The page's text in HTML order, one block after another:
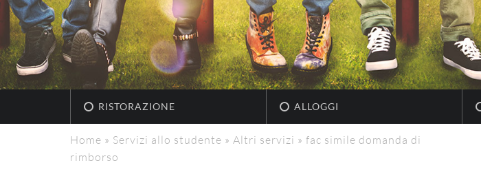
RISTORAZIONE ALLOGGI
Home » Servizi allo studente » Altri servizi » fac simile domanda di
rimborso